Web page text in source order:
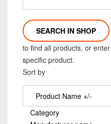
to find all products, or
specific product.
Sort by
Product Name +/-
Category